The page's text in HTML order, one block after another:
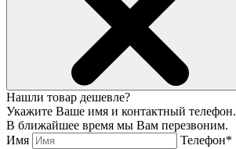
Нашли товар дешевле?
Укажите Ваше имя и контактный телефон.
В ближайшее время мы Вам перезвоним.
Имя
Телефон*